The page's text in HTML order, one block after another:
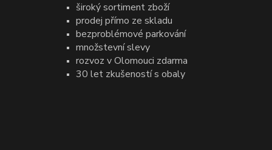
široký sortiment zboží
prodej přímo ze skladu
bezproblémové parkování
množstevní slevy
rozvoz v Olomouci zdarma
30 let zkušeností s obaly